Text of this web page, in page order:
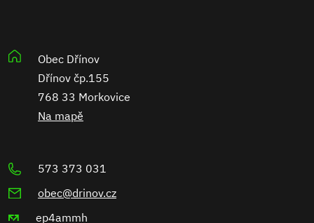
Obec Dřínov
Dřínov čp.155
768 33 Morkovice
Na mapě
573 373 031
obec@drinov.cz
ep4ammh